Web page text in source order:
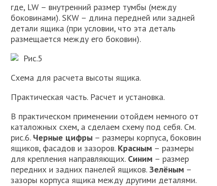
где, LW – внутренний размер тумбы (между
боковинами). SKW – длина передней или задней
детали ящика (при условии, что эта деталь
размещается между его боковин).
Рис.5
Схема для расчета высоты ящика.
Практическая часть. Расчет и установка.
В практическом применении отойдем немного от
каталожных схем, а сделаем схему под себя. См.
рис.6. Черные цифры – размеры корпуса, боковин
ящиков, фасадов и зазоров. Красным – размеры
для крепления направляющих. Синим – размер
передних и задних панелей ящиков.Зелёным –
зазоры корпуса ящика между другими деталями.